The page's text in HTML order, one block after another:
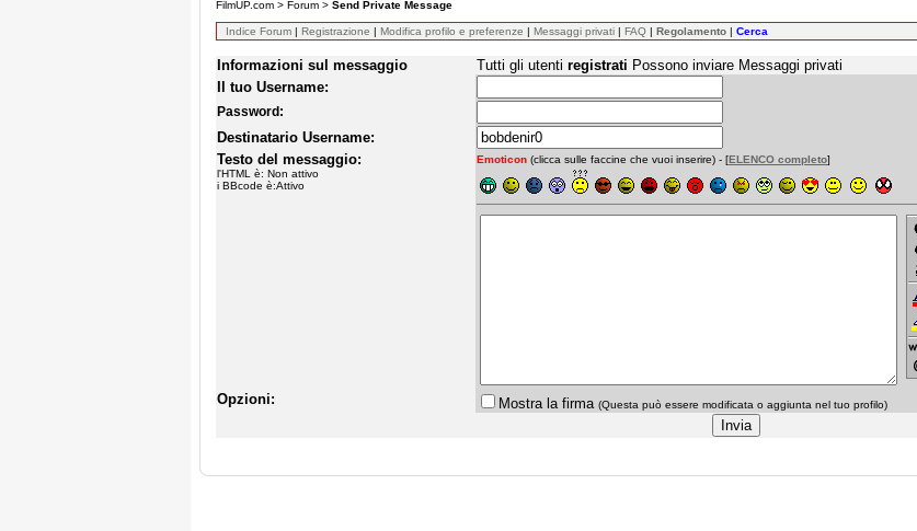
FilmUP.com > Forum > Send Private Message
Indice Forum | Registrazione | Modifica profilo e preferenze | Messaggi privati | FAQ | Regolamento | Cerca
Informazioni sul messaggio Tutti gli utenti registrati Possono inviare Messaggi privati
Il tuo Username:
Password:
Destinatario Username:
Testo del messaggio:
l'HTML è: Non attivo
i BBcode è:Attivo
Emoticon (clicca sulle faccine che vuoi inserire) - [ELENCO completo]
Opzioni: Mostra la firma (Questa può essere modificata o aggiunta nel tuo profilo)